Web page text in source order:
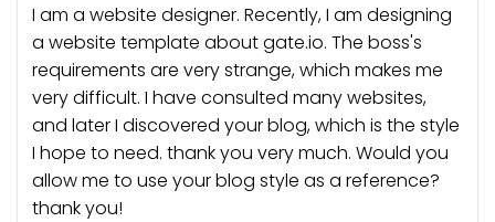
I am a website designer. Recently, I am designing
a website template about gate.io. The boss's
requirements are very strange, which makes me
very difficult. I have consulted many websites,
and later I discovered your blog, which is the style
I hope to need. thank you very much. Would you
allow me to use your blog style as a reference?
thank you!